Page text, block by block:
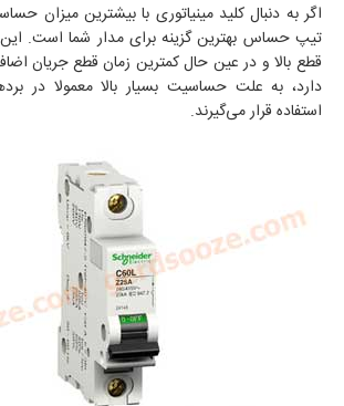
اگر به دنبال کلید مینیاتوری با بیشترین میزان
تیپ حساس بهترین گزینه برای مدار شما است.
قطع بالا و در عین حال کمترین زمان قطع جریان
دارد، به علت حساسیت بسیار بالا معمولا در
استفاده قرار می‌گیرند.